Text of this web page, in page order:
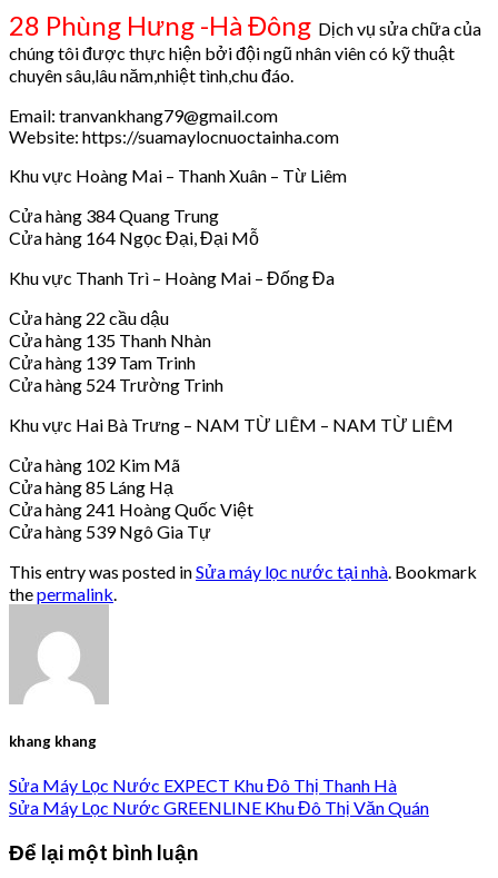
28 Phùng Hưng -Hà Đông Dịch vụ sửa chữa của
chúng tôi được thực hiện bởi đội ngũ nhân viên có kỹ thuật
chuyên sâu,lâu năm,nhiệt tình,chu đáo.
Email: tranvankhang79@gmail.com
Website: https://suamaylocnuoctainha.com
Khu vực Hoàng Mai – Thanh Xuân – Từ Liêm
Cửa hàng 384 Quang Trung
Cửa hàng 164 Ngọc Đại, Đại Mỗ
Khu vực Thanh Trì – Hoàng Mai – Đống Đa
Cửa hàng 22 cầu dậu
Cửa hàng 135 Thanh Nhàn
Cửa hàng 139 Tam Trinh
Cửa hàng 524 Trường Trinh
Khu vực Hai Bà Trưng – NAM TỪ LIÊM – NAM TỪ LIÊM
Cửa hàng 102 Kim Mã
Cửa hàng 85 Láng Hạ
Cửa hàng 241 Hoàng Quốc Việt
Cửa hàng 539 Ngô Gia Tự
This entry was posted inSửa máy lọc nước tại nhà . Bookmark
thepermalink
khang khang
Sửa Máy Lọc Nước EXPECT Khu Đô Thị Thanh Hà
Sửa Máy Lọc Nước GREENLINE Khu Đô Thị Văn Quán
Để lại một bình luận